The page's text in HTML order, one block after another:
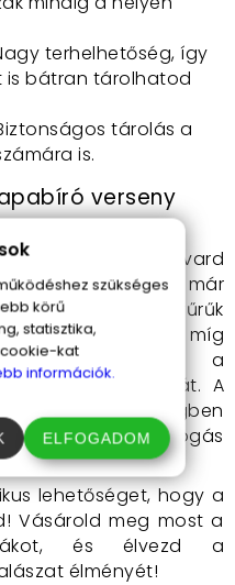
terhelhetőség, így
bátran tárolhatod
tárolás a
is.
verseny
Csak csavard
helyen, és már
Az erős gyűrűk
a helyén marad, míg
hogy a
okoz problémát. A
a halak épségben
élvezheted a fogás
lehetőséget, hogy a
Vásárold meg most a
és élvezd a
élményét!
szükséges
körű
statisztika,
kat
információk.
ELFOGADOM